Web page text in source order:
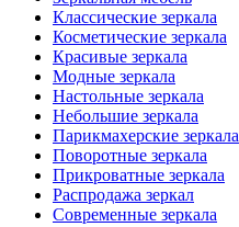
Классические зеркала
Косметические зеркала
Красивые зеркала
Модные зеркала
Настольные зеркала
Небольшие зеркала
Парикмахерские зеркала
Поворотные зеркала
Прикроватные зеркала
Распродажа зеркал
Современные зеркала